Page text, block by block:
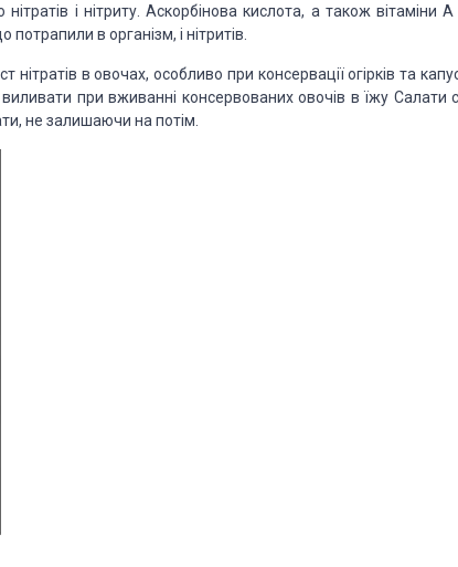
і нітриту. Аскорбінова кислота, а також вітаміни А
в організм, і нітритів.
в овочах, особливо при консервації огірків та
при вживанні консервованих овочів в їжу Салати
не залишаючи на потім.